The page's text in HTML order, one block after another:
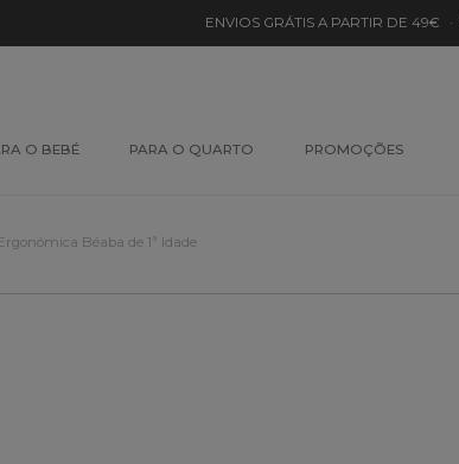
ENVIOS GRÁTIS A PARTIR DE 49€ ·
O BEBÉ PARA O QUARTO PROMOÇÕES
Béaba de 1ª Idade